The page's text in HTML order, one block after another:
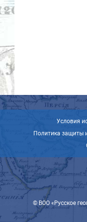
Условия
Политика защиты
© ВОО «Русское